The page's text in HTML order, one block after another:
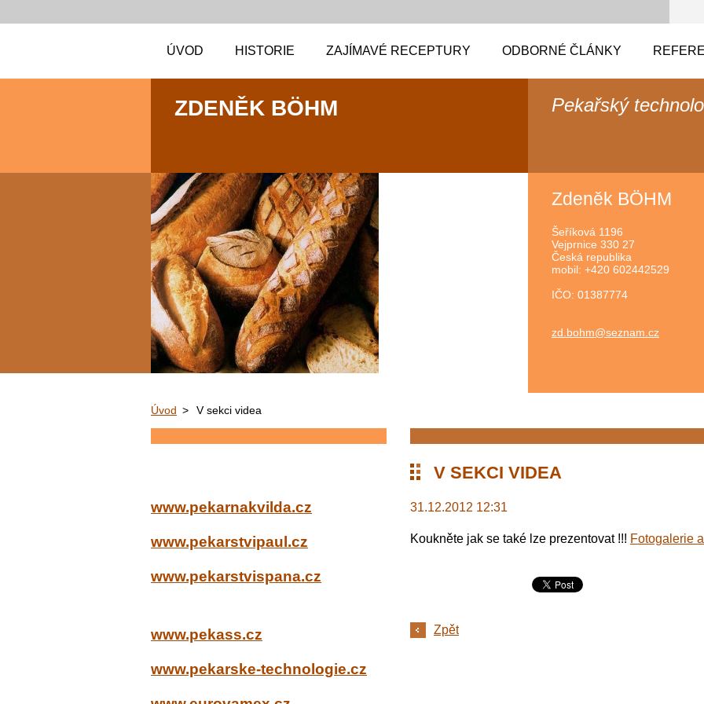
ÚVOD HISTORIE ZAJÍMAVÉ RECEPTURY ODBORNÉ ČLÁNKY
ZDENĚK BÖHM Pekařský
Zdeněk BÖHM
Šeříková 1196
Vejprnice 330 27
Česká republika
mobil: +420 602442529
IČO: 01387774
zd.bohm@seznam.cz
Úvod > V sekci videa
www.pekarnakvilda.cz
www.pekarstvipaul.cz
www.pekarstvispana.cz
www.pekass.cz
www.pekarske-technologie.cz
V SEKCI VIDEA
31.12.2012 12:31
Koukněte jak se také lze prezentovat !!! Fotogalerie
Zpět